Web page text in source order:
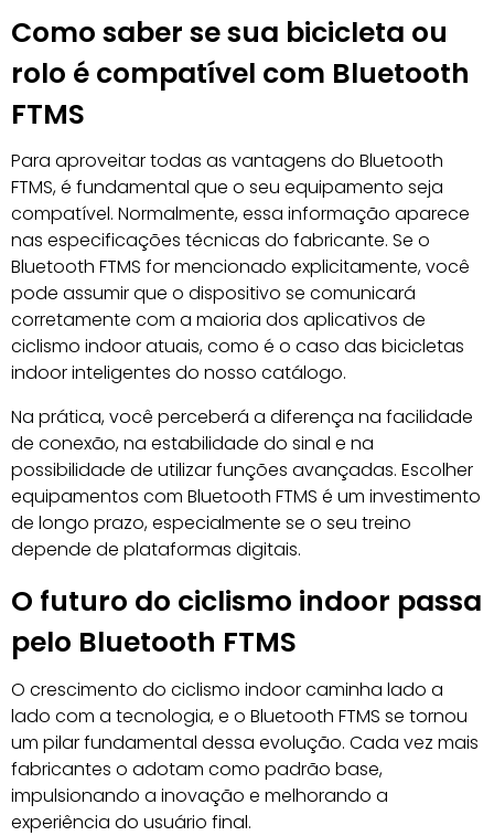
Como saber se sua bicicleta ou
rolo é compatível com Bluetooth
FTMS
Para aproveitar todas as vantagens do Bluetooth
FTMS, é fundamental que o seu equipamento seja
compatível. Normalmente, essa informação aparece
nas especificações técnicas do fabricante. Se o
Bluetooth FTMS for mencionado explicitamente, você
pode assumir que o dispositivo se comunicará
corretamente com a maioria dos aplicativos de
ciclismo indoor atuais, como é o caso das bicicletas
indoor inteligentes do nosso catálogo.
Na prática, você perceberá a diferença na facilidade
de conexão, na estabilidade do sinal e na
possibilidade de utilizar funções avançadas. Escolher
equipamentos com Bluetooth FTMS é um investimento
de longo prazo, especialmente se o seu treino
depende de plataformas digitais.
O futuro do ciclismo indoor passa
pelo Bluetooth FTMS
O crescimento do ciclismo indoor caminha lado a
lado com a tecnologia, e o Bluetooth FTMS se tornou
um pilar fundamental dessa evolução. Cada vez mais
fabricantes o adotam como padrão base,
impulsionando a inovação e melhorando a
experiência do usuário final.